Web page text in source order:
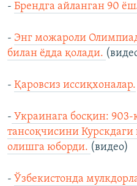
- Брендга айланган 90
- Энг можароли
билан ёдда қолади.
- Қаровсиз иссиқхоналар.
- Украинага босқин:
тансоқчисини Курскдаги
олишга юборди. (видео)
- Ўзбекистонда